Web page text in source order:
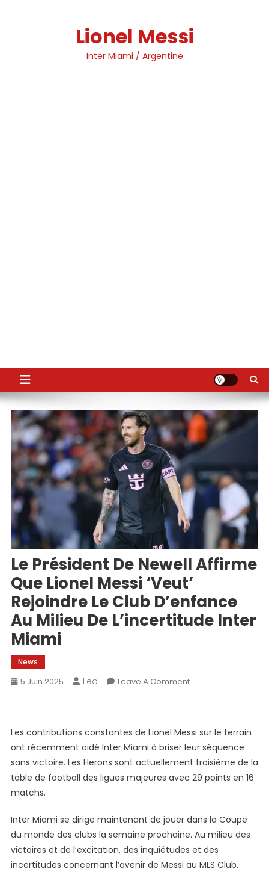
Lionel Messi
Inter Miami / Argentine
Le Président De Newell Affirme
Que Lionel Messi ‘veut’
Rejoindre Le Club D’enfance
Au Milieu De L’incertitude Inter
Miami
News
5 Juin 2025 Leo Leave A CommentOn
Newell
Affirme
Que
Lionel
Rejoindre
Le
Club
D’enfance
Les contributions constantes de Lionel Messi sur le terrain
ont récemment aidé Inter Miami à briser leur séquence
sans victoire. Les Herons sont actuellement troisième de la
table de football des ligues majeures avec 29 points en 16
matchs.
Inter Miami se dirige maintenant de jouer dans la Coupe
du monde des clubs la semaine prochaine. Au milieu des
victoires et de l’excitation, des inquiétudes et des
incertitudes concernant l’avenir de Messi au MLS Club.